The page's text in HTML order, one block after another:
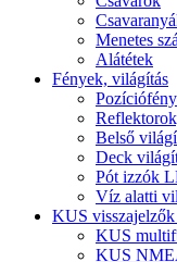
Menetes
Alátétek
Fények, világítás
Belső
Deck
Pót izzók
Víz alatti
KUS
KUS
KUS